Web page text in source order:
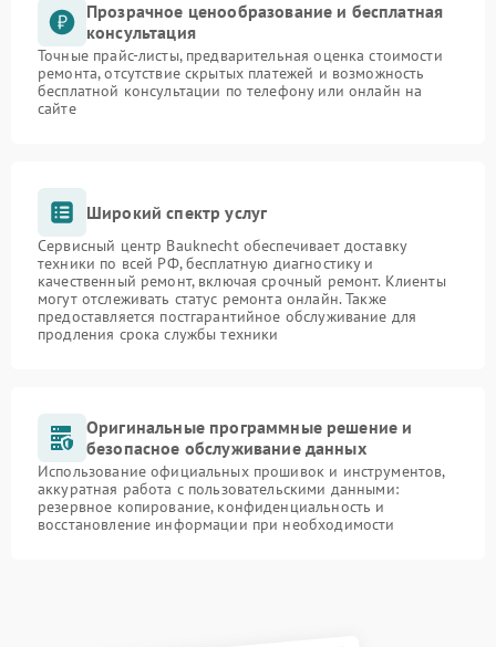
Прозрачное ценообразование и бесплатная
консультация
Точные прайс-листы, предварительная оценка стоимости
ремонта, отсутствие скрытых платежей и возможность
бесплатной консультации по телефону или онлайн на
сайте
Широкий спектр услуг
Сервисный центр Bauknecht обеспечивает доставку
техники по всей РФ, бесплатную диагностику и
качественный ремонт, включая срочный ремонт. Клиенты
могут отслеживать статус ремонта онлайн. Также
предоставляется постгарантийное обслуживание для
продления срока службы техники
Оригинальные программные решение и
безопасное обслуживание данных
Использование официальных прошивок и инструментов,
аккуратная работа с пользовательскими данными:
резервное копирование, конфиденциальность и
восстановление информации при необходимости